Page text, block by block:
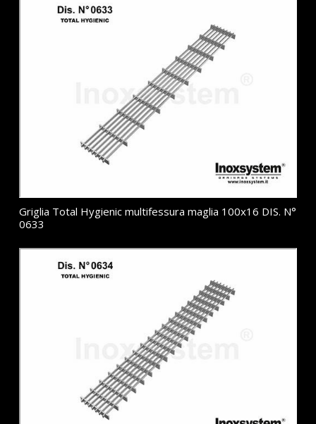
Griglia Total Hygienic multifessura maglia 100x16 DIS. N°
0633